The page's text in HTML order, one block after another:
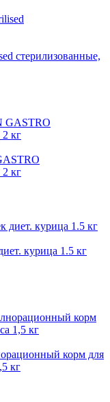
стерилизованные,
кг
курица 1.5 кг
корм для
кг